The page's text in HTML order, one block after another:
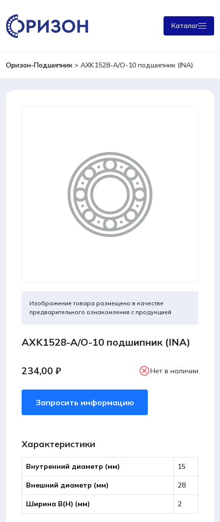
Каталог
Оризон-Подшипник> AXK1528-А/О-10 подшипник (INA)
Изображение товара размещено в качестве
предварительного ознакомления с продукцией
AXK1528-А/О-10 подшипник (INA)
234,00 ₽ Нет в наличии
Запросить информацию
Характеристики
Внутренний диаметр (мм) 15
Внешний диаметр (мм) 28
Ширина B(Н) (мм) 2